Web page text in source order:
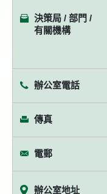
決策局 / 部門 /
有關機構
辦公室電話
傳真
電郵
辦公室地址